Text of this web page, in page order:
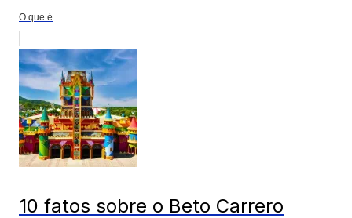
O que é
10 fatos sobre o Beto Carrero